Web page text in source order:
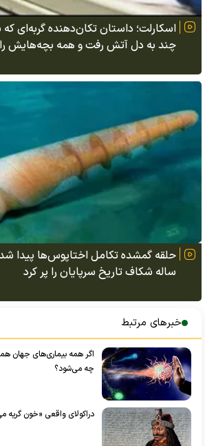
اسکارلت؛ داستان تکان‌دهنده گربه‌ای
چند به دل آتش رفت و همه بچه‌هایش
ساله شکاف تاریخ سرپایان را پر کرد
خبرهای مرتبط
اگر همه بیماری‌های جهان
چه می‌شود؟
دراکولای واقعی «خون گریه